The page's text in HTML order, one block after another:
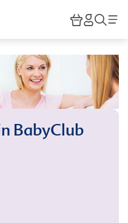
HiPP
BabyClub